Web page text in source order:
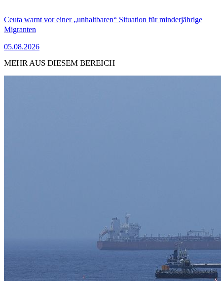
Ceuta warnt vor einer „unhaltbaren“ Situation für minderjährige
Migranten
05.08.2026
MEHR AUS DIESEM BEREICH